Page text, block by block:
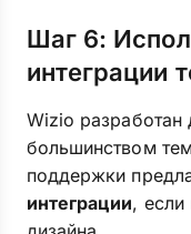
Шаг 6:
интеграции
Wizio разработан
большинством
поддержки
интеграции, если